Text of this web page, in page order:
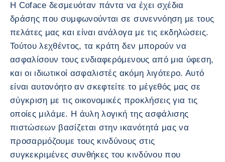
Η Coface δεσμευόταν πάντα να έχει σχέδια
δράσης που συμφωνούνται σε συνεννόηση με τους
πελάτες μας και είναι ανάλογα με τις εκδηλώσεις.
Τούτου λεχθέντος, τα κράτη δεν μπορούν να
ασφαλίσουν τους ενδιαφερόμενους από μια ύφεση,
και οι ιδιωτικοί ασφαλιστές ακόμη λιγότερο. Αυτό
είναι αυτονόητο αν σκεφτείτε το μέγεθός μας σε
σύγκριση με τις οικονομικές προκλήσεις για τις
οποίες μιλάμε. Η άυλη λογική της ασφάλισης
πιστώσεων βασίζεται στην ικανότητά μας να
προσαρμόζουμε τους κινδύνους στις
συγκεκριμένες συνθήκες του κινδύνου που